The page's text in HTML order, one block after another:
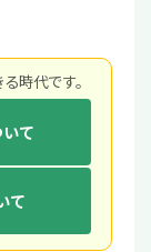
時代です。
て
て